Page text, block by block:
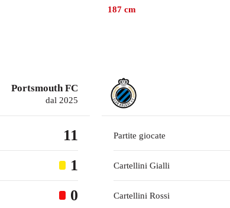
187 cm
Portsmouth FC
dal 2025
11
1
0
Partite giocate
Cartellini Gialli
Cartellini Rossi